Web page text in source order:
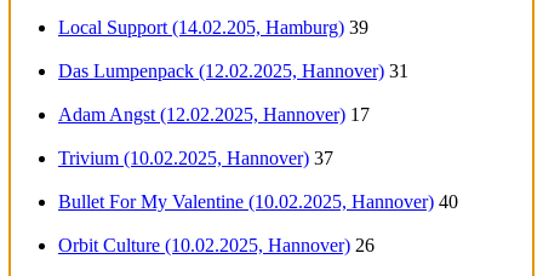
Local Support (14.02.205, Hamburg) 39
Das Lumpenpack (12.02.2025, Hannover) 31
Adam Angst (12.02.2025, Hannover) 17
Trivium (10.02.2025, Hannover) 37
Bullet For My Valentine (10.02.2025, Hannover) 40
Orbit Culture (10.02.2025, Hannover) 26